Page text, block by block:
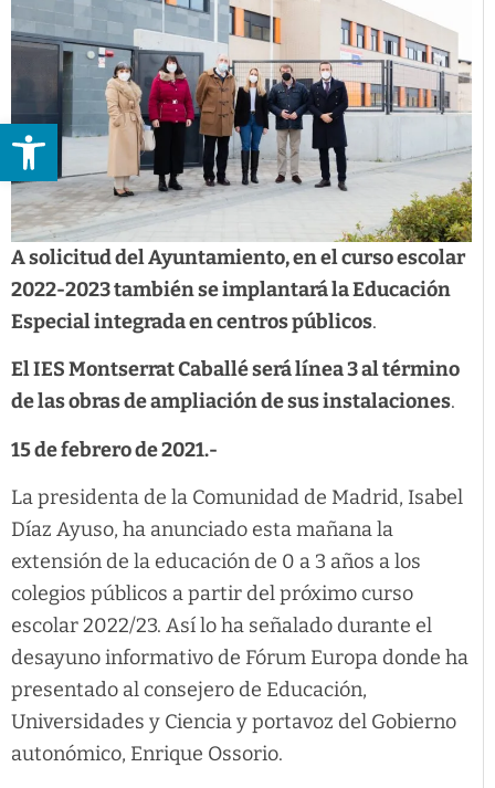
Abrir barra de herramientas
A solicitud del Ayuntamiento, en el curso escolar
2022-2023 también se implantará la Educación
Especial integrada en centros públicos.
El IES Montserrat Caballé será línea 3 al término
de las obras de ampliación de sus instalaciones.
15 de febrero de 2021.-
La presidenta de la Comunidad de Madrid, Isabel
Díaz Ayuso, ha anunciado esta mañana la
extensión de la educación de 0 a 3 años a los
colegios públicos a partir del próximo curso
escolar 2022/23. Así lo ha señalado durante el
desayuno informativo de Fórum Europa donde ha
presentado al consejero de Educación,
Universidades y Ciencia y portavoz del Gobierno
autonómico, Enrique Ossorio.